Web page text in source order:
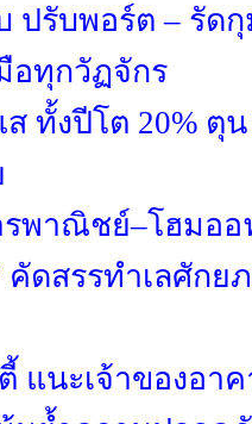
ปรับพอร์ต – รัด
อทุกวัฏจักร
ทั้งปีโต 20% ตุ
พาณิชย์–โฮมออ
คัดสรรทำเลศักย
แนะเจ้าของอา